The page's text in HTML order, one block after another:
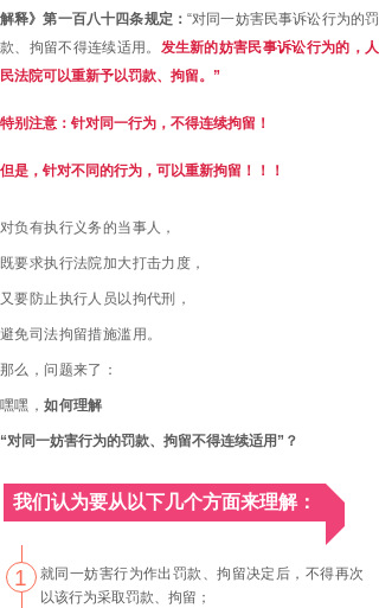
解释》第一百八十四条规定： “对同一妨害民事诉讼行为的罚
款、拘留不得连续适用。
发生新的妨害民事诉讼行为的，人
民法院可以重新予以罚款、拘留。”
特别注意：针对同一行为，不得连续拘留！
但是，针对不同的行为，可以重新拘留！！！
对负有执行义务的当事人，
既要求执行法院加大打击力度，
又要防止执行人员以拘代刑，
避免司法拘留措施滥用。
那么，问题来了：
嘿嘿，如何理解
“对同一妨害行为的罚款、拘留不得连续适用”？
我们认为要从以下几个方面来理解：
1
就同一妨害行为作出罚款、拘留决定后，不得再次
以该行为采取罚款、拘留；